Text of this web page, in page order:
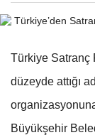
Türkiye Satranç
düzeyde attığı
Büyükşehir